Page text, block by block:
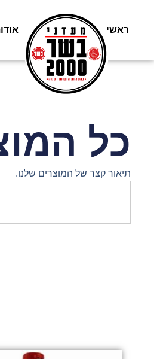
ראשי משלוחים
כל
תיאור קצר של המוצרים שלנו.